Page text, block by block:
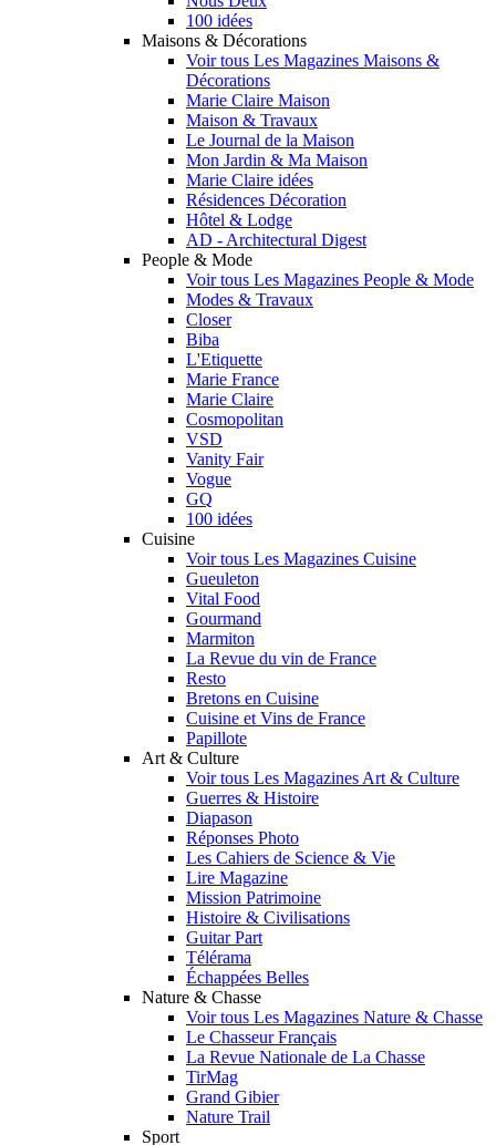
100 idées
Maisons & Décorations
Voir tous Les Magazines Maisons &
Décorations
Marie Claire Maison
Maison & Travaux
Le Journal de la Maison
Mon Jardin & Ma Maison
Marie Claire idées
Résidences Décoration
Hôtel & Lodge
AD - Architectural Digest
People & Mode
Voir tous Les Magazines People & Mode
Modes & Travaux
Closer
Biba
L'Etiquette
Marie France
Marie Claire
Cosmopolitan
VSD
Vanity Fair
Vogue
GQ
100 idées
Cuisine
Voir tous Les Magazines Cuisine
Gueuleton
Vital Food
Gourmand
Marmiton
La Revue du vin de France
Resto
Bretons en Cuisine
Cuisine et Vins de France
Papillote
Art & Culture
Voir tous Les Magazines Art & Culture
Guerres & Histoire
Diapason
Réponses Photo
Les Cahiers de Science & Vie
Lire Magazine
Mission Patrimoine
Histoire & Civilisations
Guitar Part
Télérama
Échappées Belles
Nature & Chasse
Voir tous Les Magazines Nature & Chasse
Le Chasseur Français
La Revue Nationale de La Chasse
TirMag
Grand Gibier
Nature Trail
Sport